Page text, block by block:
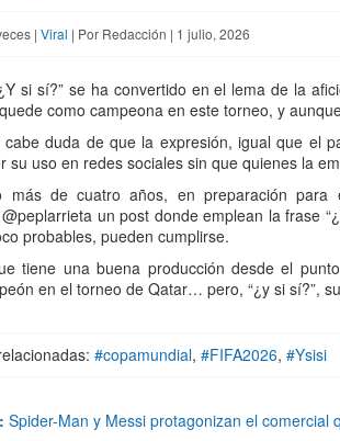
| Viral | Por Redacción | 1 julio, 2026
si sí?” se ha convertido en el lema de la
como campeona en este torneo, y
duda de que la expresión, igual que el
su uso en redes sociales sin que quienes la
más de cuatro años, en preparación
un post donde emplean la frase
probables, pueden cumplirse.
tiene una buena producción desde el
en el torneo de Qatar… pero, “¿y si sí?”,
#copamundial, #FIFA2026, #Ysisi
Spider-Man y Messi protagonizan el comercial